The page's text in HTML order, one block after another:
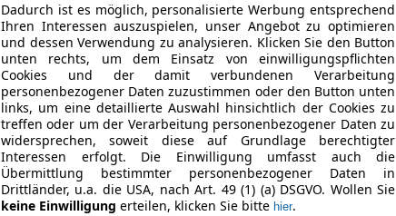
Dadurch ist es möglich, personalisierte Werbung entsprechend
Ihren Interessen auszuspielen, unser Angebot zu optimieren
und dessen Verwendung zu analysieren. Klicken Sie den Button
unten rechts, um dem Einsatz von einwilligungspflichten
Cookies und der damit verbundenen Verarbeitung
personenbezogener Daten zuzustimmen oder den Button unten
links, um eine detaillierte Auswahl hinsichtlich der Cookies zu
treffen oder um der Verarbeitung personenbezogener Daten zu
widersprechen, soweit diese auf Grundlage berechtigter
Interessen erfolgt. Die Einwilligung umfasst auch die
Übermittlung bestimmter personenbezogener Daten in
Drittländer, u.a. die USA, nach Art. 49 (1) (a) DSGVO. Wollen Sie
keine Einwilligung erteilen, klicken Sie bitte hier.